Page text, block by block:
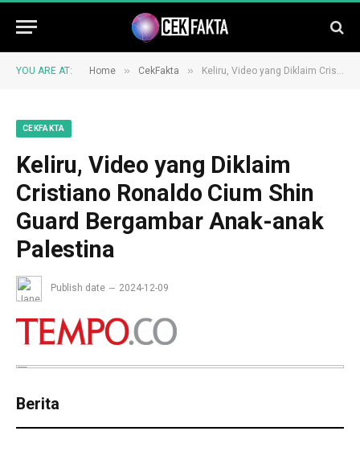
YOU ARE AT: Home » CekFakta » Keliru, Video yang Diklaim Cristiano Ronaldo Cium Shin Guard Bergambar Anak-anak Palestina
CEKFAKTA
Keliru, Video yang Diklaim
Cristiano Ronaldo Cium Shin
Guard Bergambar Anak-anak
Palestina
Publish date 2024-12-09
Berita